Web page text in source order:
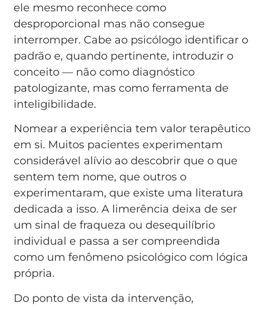
ele mesmo reconhece como
desproporcional mas não consegue
interromper. Cabe ao psicólogo identificar o
padrão e, quando pertinente, introduzir o
conceito — não como diagnóstico
patologizante, mas como ferramenta de
inteligibilidade.
Nomear a experiência tem valor terapêutico
em si. Muitos pacientes experimentam
considerável alívio ao descobrir que o que
sentem tem nome, que outros o
experimentaram, que existe uma literatura
dedicada a isso. A limerência deixa de ser
um sinal de fraqueza ou desequilíbrio
individual e passa a ser compreendida
como um fenômeno psicológico com lógica
própria.
Do ponto de vista da intervenção,